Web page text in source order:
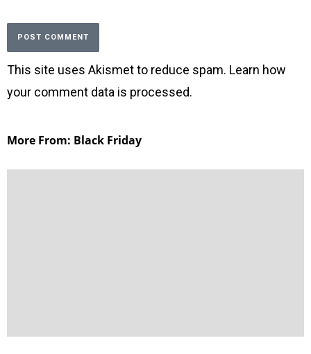
This site uses Akismet to reduce spam. Learn how
your comment data is processed.
More From: Black Friday